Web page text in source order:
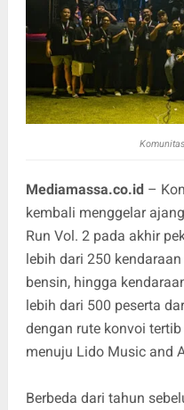
Mediamassa.co.id–
kembali menggelar
Run Vol. 2 pada akhir
lebih dari 250
bensin, hingga
lebih dari 500 peserta
dengan rute konvoi
menuju Lido Music and
Berbeda dari tahun